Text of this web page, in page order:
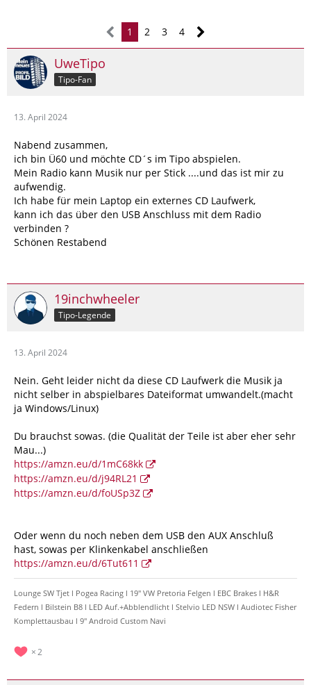
1 2 3 4
UweTipo
Tipo-Fan
13. April 2024
Nabend zusammen,
ich bin Ü60 und möchte CD´s im Tipo abspielen.
Mein Radio kann Musik nur per Stick ....und das ist mir zu
aufwendig.
Ich habe für mein Laptop ein externes CD Laufwerk,
kann ich das über den USB Anschluss mit dem Radio
verbinden ?
Schönen Restabend
19inchwheeler
Tipo-Legende
13. April 2024
Nein. Geht leider nicht da diese CD Laufwerk die Musik ja
nicht selber in abspielbares Dateiformat umwandelt.(macht
ja Windows/Linux)
Du brauchst sowas. (die Qualität der Teile ist aber eher sehr
Mau...)
https://amzn.eu/d/1mC68kk
https://amzn.eu/d/j94RL21
https://amzn.eu/d/foUSp3Z
Oder wenn du noch neben dem USB den AUX Anschluß
hast, sowas per Klinkenkabel anschließen
https://amzn.eu/d/6Tut611
Lounge SW Tjet l Pogea Racing l 19" VW Pretoria Felgen l EBC Brakes l H&R
Federn l Bilstein B8 l LED Auf.+Abblendlicht l Stelvio LED NSW l Audiotec Fisher
Komplettausbau l 9" Android Custom Navi
2